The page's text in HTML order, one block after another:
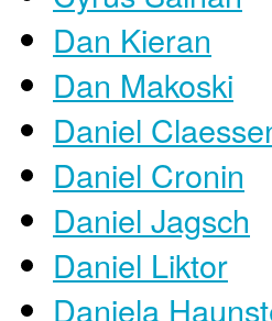
Dan Kieran
Dan Makoski
Daniel
Daniel Cronin
Daniel Jagsch
Daniel Liktor
Daniela